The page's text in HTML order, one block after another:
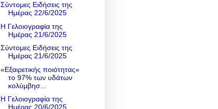
Σύντομες Ειδήσεις της
Ημέρας 22/6/2025
Η Γελοιογραφία της
Ημέρας 21/6/2025
Σύντομες Ειδήσεις της
Ημέρας 21/6/2025
«Εξαιρετικής ποιότητας»
το 97% των υδάτων
κολύμβησ...
Η Γελοιογραφία της
Ημέρας 20/6/2025